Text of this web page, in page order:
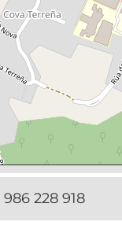
986 228 918